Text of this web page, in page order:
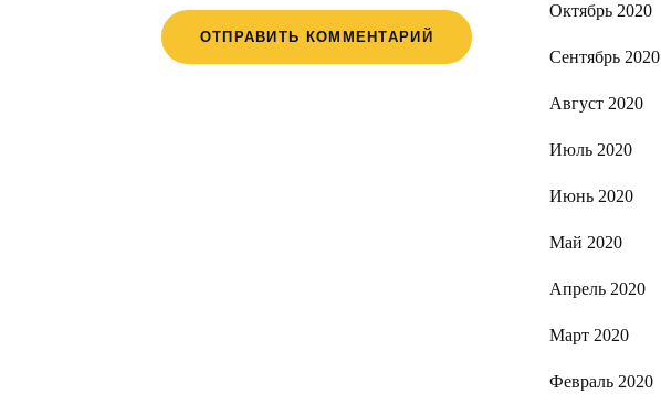
Октябрь 2020
Сентябрь 2020
Август 2020
Июль 2020
Июнь 2020
Май 2020
Апрель 2020
Март 2020
Февраль 2020